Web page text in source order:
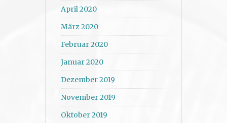
April 2020
März 2020
Februar 2020
Januar 2020
Dezember 2019
November 2019
Oktober 2019